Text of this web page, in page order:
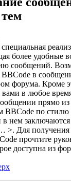
более удобные
сообщений.
в
форума. Кроме
вами в любое
прямо
BBCode по стилю
нем заключаются
>. Для получения
прочтите
доступна из